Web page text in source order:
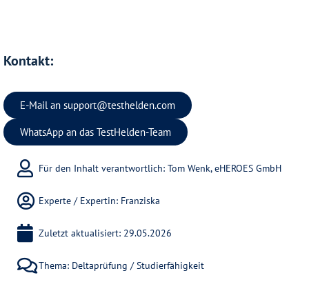
Kontakt:
E-Mail an support@testhelden.com
WhatsApp an das TestHelden-Team
Für den Inhalt verantwortlich: Tom Wenk, eHEROES GmbH
Experte / Expertin: Franziska
Zuletzt aktualisiert: 29.05.2026
Thema: Deltaprüfung / Studierfähigkeit